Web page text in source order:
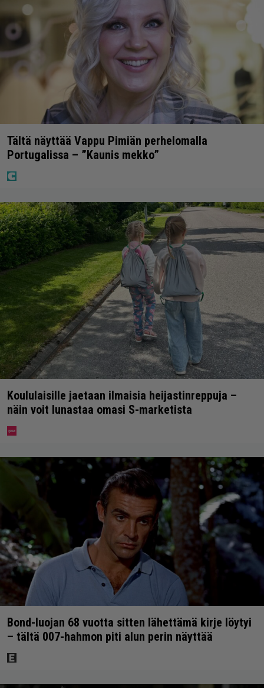
Tältä näyttää Vappu Pimiän perhelomalla
Portugalissa – ”Kaunis mekko”
Koululaisille jaetaan ilmaisia heijastinreppuja –
näin voit lunastaa omasi S-marketista
Bond-luojan 68 vuotta sitten lähettämä kirje löytyi
– tältä 007-hahmon piti alun perin näyttää